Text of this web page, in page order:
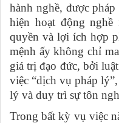
hành nghề, được
hiện hoạt động
quyền và lợi ích hợp
mệnh ấy không chỉ
giá trị đạo đức, bởi
việc “dịch vụ pháp
lý và duy trì sự tôn
Trong bất kỳ vụ việc